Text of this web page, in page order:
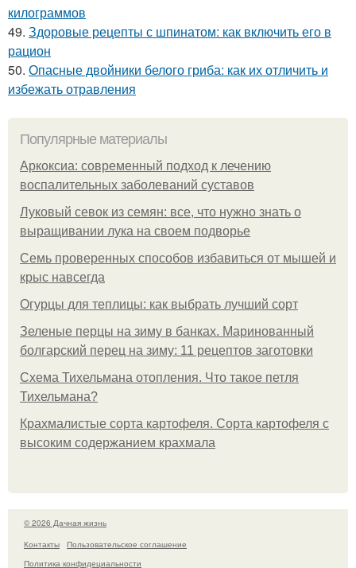
килограммов
49. Здоровые рецепты с шпинатом: как включить его в
рацион
50. Опасные двойники белого гриба: как их отличить и
избежать отравления
Популярные материалы
Аркоксиа: современный подход к лечению
воспалительных заболеваний суставов
Луковый севок из семян: все, что нужно знать о
выращивании лука на своем подворье
Семь проверенных способов избавиться от мышей и
крыс навсегда
Огурцы для теплицы: как выбрать лучший сорт
Зеленые перцы на зиму в банках. Маринованный
болгарский перец на зиму: 11 рецептов заготовки
Схема Тихельмана отопления. Что такое петля
Тихельмана?
Крахмалистые сорта картофеля. Сорта картофеля с
высоким содержанием крахмала
© 2026 Дачная жизнь
Контакты
Пользовательское соглашение
Политика конфидециальности